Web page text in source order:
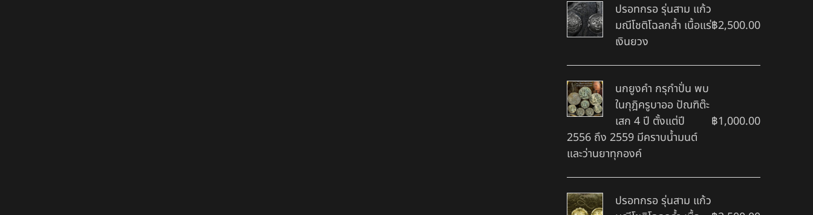
ปรอทกรอ รุ่นสาม แก้ว
มณีโชติโฉลกล้ำ เนื้อแร่
เงินยวง
฿2,500.00
นกยูงคำ กรุกำปั่น พบ
ในกุฎิครูบาออ ปัณฑิต๊ะ
เสก 4 ปี ตั้งแต่ปี
2556 ถึง 2559 มีคราบน้ำมนต์
และว่านยาทุกองค์
฿1,000.00
ปรอทกรอ รุ่นสาม แก้ว